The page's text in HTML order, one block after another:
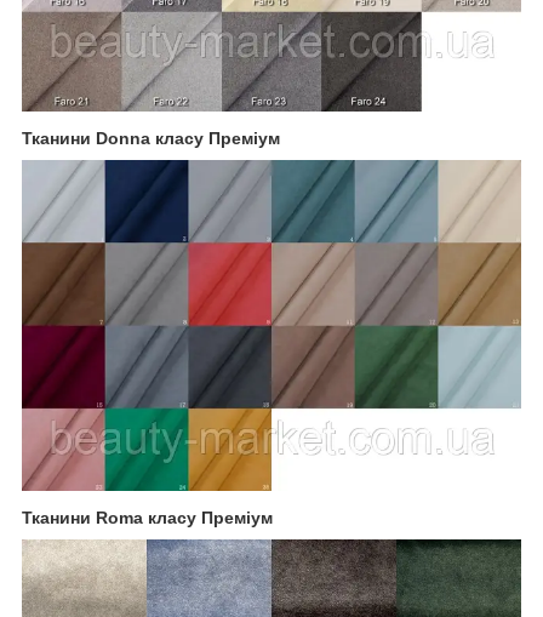
Тканини Donna класу Преміум
Тканини Roma класу Преміум